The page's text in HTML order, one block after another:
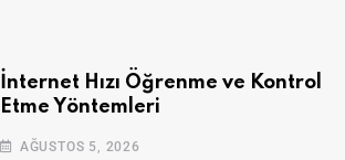
İnternet Hızı Öğrenme ve Kontrol
Etme Yöntemleri
AĞUSTOS 5, 2026